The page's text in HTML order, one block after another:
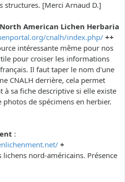
structures. [Merci Arnaud D.]
American Lichen Herbaria
cnalh/index.php/ ++
intéressante même pour nos
pour croiser les informations
Il faut taper le nom d'une
CNALH derrière, cela permet
à sa fiche descriptive si elle existe
de spécimens en herbier.
:
+
lichens nord-américains. Présence